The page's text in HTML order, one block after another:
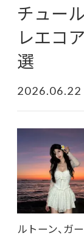
チュー
レエコ
選
2026.06.22
ルトーン、ガ